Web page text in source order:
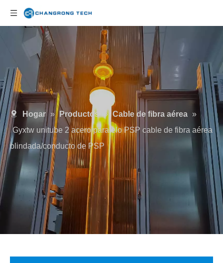
Hogar » Productos » Cable de fibra aérea »
Gyxtw unitube 2 acero paralelo PSP cable de fibra aérea
blindada/conducto de PSP